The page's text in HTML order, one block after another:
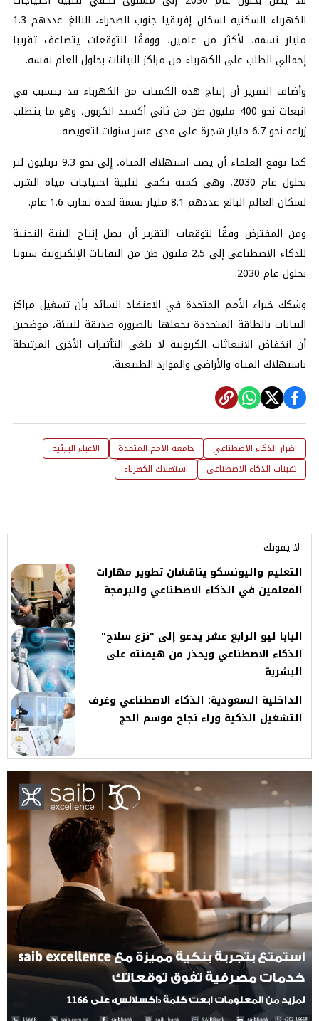
الكهرباء السكنية لسكان إفريقيا جنوب الصحراء، البالغ عددهم 1.3
مليار نسمة، لأكثر من عامين، ووفقًا للتوقعات يتضاعف تقريبا
إجمالي الطلب على الكهرباء من مراكز البيانات بحلول العام نفسه.
وأضاف التقرير أن إنتاج هذه الكميات من الكهرباء قد يتسبب في
انبعاث نحو 400 مليون طن من ثاني أكسيد الكربون، وهو ما يتطلب
زراعة نحو 6.7 مليار شجرة على مدى عشر سنوات لتعويضه.
كما توقع العلماء أن يصب استهلاك المياه، إلى نحو 9.3 تريليون لتر
بحلول عام 2030، وهي كمية تكفي لتلبية احتياجات مياه الشرب
لسكان العالم البالغ عددهم 8.1 مليار نسمة لمدة تقارب 1.6 عام.
ومن المفترض وفقٌا لتوقعات التقرير أن يصل إنتاج البنية التحتية
للذكاء الاصطناعي إلى 2.5 مليون طن من النفايات الإلكترونية سنويا
بحلول عام 2030.
وشكك خبراء الأمم المتحدة في الاعتقاد السائد بأن تشغيل مراكز
البيانات بالطاقة المتجددة يجعلها بالضرورة صديقة للبيئة، موضحين
أن انخفاض الانبعاثات الكربونية لا يلغي التأثيرات الأخرى المرتبطة
باستهلاك المياه والأراضي والموارد الطبيعية.
اضرار الذكاء الاصطناعي جامعة الامم المتحدة
الاعباء البيئية
تقينات الذكاء الاصطناعي
استهلاك الكهرباء
لا يفوتك
التعليم واليونسكو يناقشان تطوير مهارات
المعلمين في الذكاء الاصطناعي والبرمجة
البابا ليو الرابع عشر يدعو إلى "نزع سلاح"
الذكاء الاصطناعي ويحذر من هيمنته على
البشرية
الداخلية السعودية: الذكاء الاصطناعي وغرف
التشغيل الذكية وراء نجاح موسم الحج